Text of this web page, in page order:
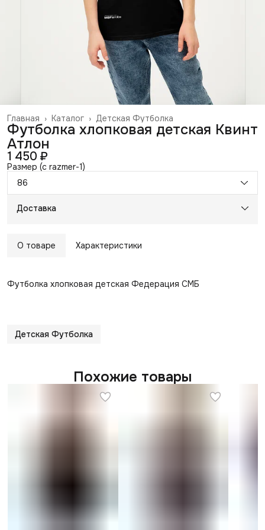
Детская Футболка
Каталог ›
Главная ›
Футболка хлопковая детская Квинт
Атлон
1 450 ₽
Размер (c razmer-1)
86
Доставка
О товаре Характеристики
Футболка хлопковая детская Федерация СМБ
Детская Футболка
Похожие товары